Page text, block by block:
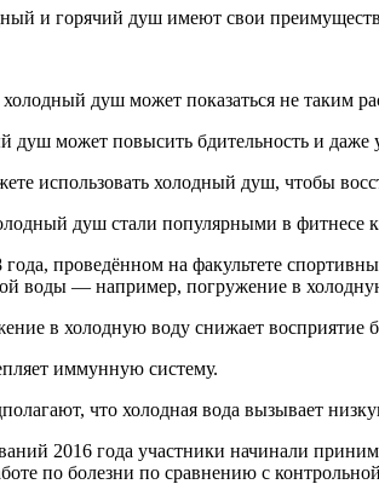
и горячий душ имеют свои
душ может показаться не таким
душ может повысить бдительность и даже
использова­ть холодный душ, чтобы
душ стали популярными в фитнесе
года, проведённом на факультете
воды — например, погружение в
в холодную воду снижает восприятие
иммунную систему.
что холодная вода вызывает
2016 года участники начинали
по болезни по сравнению с